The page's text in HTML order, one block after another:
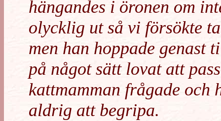
hängandes i öronen om
olycklig ut så vi försökte
men han hoppade genast
på något sätt lovat att
kattmamman frågade och
aldrig att begripa.